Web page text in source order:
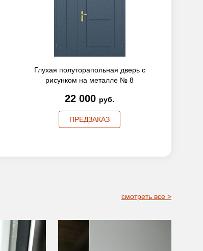
Глухая полуторапольная дверь с
рисунком на металле № 8
22 000 руб.
ПРЕДЗАКАЗ
смотреть все >